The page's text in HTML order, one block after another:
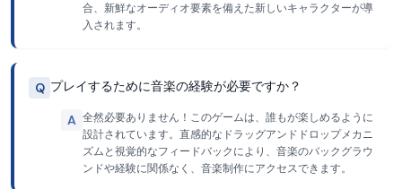
合、新鮮なオーディオ要素を備えた新しいキャラクターが導
入されます。
Q プレイするために音楽の経験が必要ですか？
A 全然必要ありません！このゲームは、誰もが楽しめるように
設計されています。直感的なドラッグアンドドロップメカニ
ズムと視覚的なフィードバックにより、音楽のバックグラウ
ンドや経験に関係なく、音楽制作にアクセスできます。